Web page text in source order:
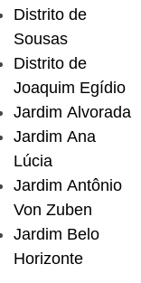
Distrito de
Sousas
Distrito de
Joaquim Egídio
Jardim Alvorada
Jardim Ana
Lúcia
Jardim Antônio
Von Zuben
Jardim Belo
Horizonte